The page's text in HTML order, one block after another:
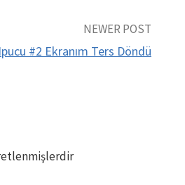
NEWER POST
Ipucu #2 Ekranım Ters Döndü